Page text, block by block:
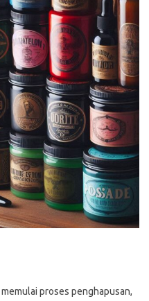
memulai proses penghapusan,